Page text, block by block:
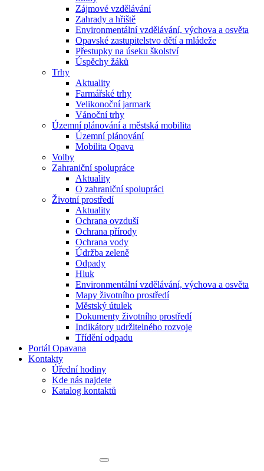
Zájmové vzdělávání
Zahrady a hřiště
Environmentální vzdělávání, výchova a osvěta
Opavské zastupitelstvo dětí a mládeže
Přestupky na úseku školství
Úspěchy žáků
Trhy
Aktuality
Farmářské trhy
Velikonoční jarmark
Vánoční trhy
Územní plánování a městská mobilita
Územní plánování
Mobilita Opava
Volby
Zahraniční spolupráce
Aktuality
O zahraniční spolupráci
Životní prostředí
Aktuality
Ochrana ovzduší
Ochrana přírody
Ochrana vody
Údržba zeleně
Odpady
Hluk
Environmentální vzdělávání, výchova a osvěta
Mapy životního prostředí
Městský útulek
Dokumenty životního prostředí
Indikátory udržitelného rozvoje
Třídění odpadu
Portál Opavana
Kontakty
Úřední hodiny
Kde nás najdete
Katalog kontaktů